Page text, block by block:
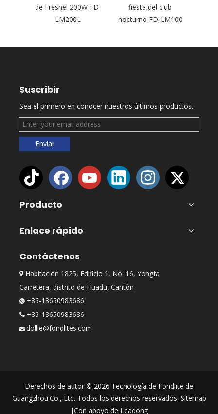
de Fresnel 200W FD-
LM200L
fiesta del club
nocturno FD-LM100
Suscribir
Sea el primero en conocer nuestros últimos productos.
Enviar
Producto
Enlace rápido
Contáctenos
 Habitación 1825, Edificio 1, No. 16, Yongfa
Carretera, distrito de Huadu, Cantón
 +86-13650983686
 +86-13650983686
 dollie@fondlites.com
Derechos de autor © 2026 Tecnología de Fondlite de
Guangzhou.Co., Ltd. Todos los derechos reservados. Sitemap
|Con apoyo de Leadong